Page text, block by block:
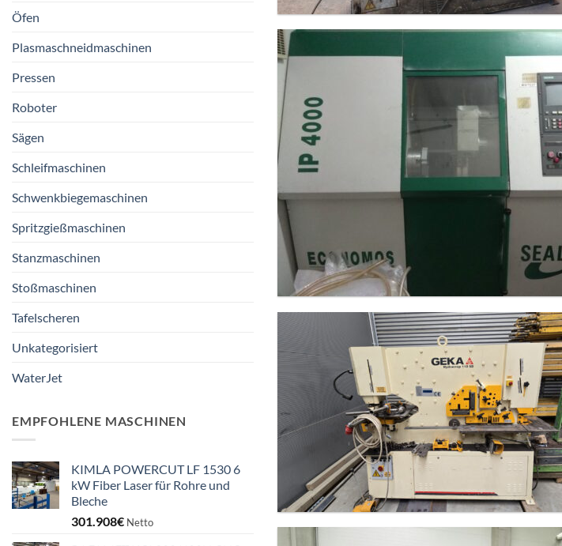
Öfen
Plasmaschneidmaschinen
Pressen
Roboter
Sägen
Schleifmaschinen
Schwenkbiegemaschinen
Spritzgießmaschinen
Stanzmaschinen
Stoßmaschinen
Tafelscheren
Unkategorisiert
WaterJet
EMPFOHLENE MASCHINEN
KIMLA POWERCUT LF 1530 6
kW Fiber Laser für Rohre und
Bleche
301.908€ Netto